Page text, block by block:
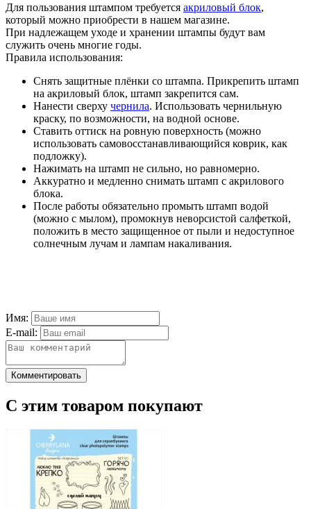
Для пользования штампом требуется акриловый блок,
который можно приобрести в нашем магазине.
При надлежащем уходе и хранении штампы будут вам
служить очень многие годы.
Правила использования:
Снять защитные плёнки со штампа. Прикрепить штамп
на акриловый блок, штамп закрепится сам.
Нанести сверху чернила. Использовать чернильную
краску, по возможности, на водной основе.
Ставить оттиск на ровную поверхность (можно
использовать самовосстанавливающийся коврик, как
подложку).
Нажимать на штамп не сильно, но равномерно.
Аккуратно и медленно снимать штамп с акрилового
блока.
После работы обязательно промыть штамп водой
(можно с мылом), промокнув неворсистой салфеткой,
положить в место защищенное от пыли и недоступное
солнечным лучам и лампам накаливания.
Имя:
E-mail:
Комментировать
С этим товаром покупают